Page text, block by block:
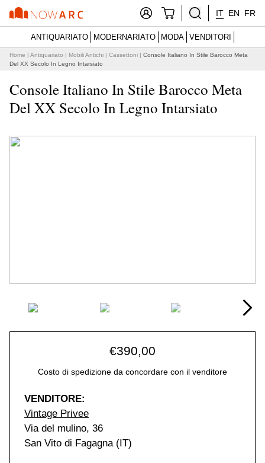
IT EN FR
ANTIQUARIATO MODERNARIATO MODA VENDITORI
Home | Antiquariato | Mobili Antichi | Cassettoni | Console Italiano In Stile Barocco Meta
Del XX Secolo In Legno Intarsiato
Console Italiano In Stile Barocco Meta
Del XX Secolo In Legno Intarsiato
€390,00
Costo di spedizione da concordare con il venditore
VENDITORE:
Vintage Privee
Via del mulino, 36
San Vito di Fagagna (IT)